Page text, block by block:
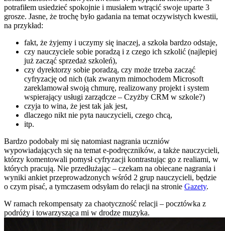
potrafiłem usiedzieć spokojnie i musiałem wtrącić swoje uparte 3
grosze. Jasne, że trochę było gadania na temat oczywistych kwestii,
na przykład:
fakt, że żyjemy i uczymy się inaczej, a szkoła bardzo odstaje,
czy nauczyciele sobie poradzą i z czego ich szkolić (najlepiej
już zacząć sprzedaż szkoleń),
czy dyrektorzy sobie poradzą, czy może trzeba zacząć
cyfryzację od nich (tak zwanym mimochodem Microsoft
zareklamował swoją chmurę, realizowany projekt i system
wspierający usługi zarządcze – Czyżby CRM w szkole?)
czyja to wina, że jest tak jak jest,
dlaczego nikt nie pyta nauczycieli, czego chcą,
itp.
Bardzo podobały mi się natomiast nagrania uczniów
wypowiadających się na temat e-podręczników, a także nauczycieli,
którzy komentowali pomysł cyfryzacji kontrastując go z realiami, w
których pracują. Nie przedłużając – czekam na obiecane nagrania i
wyniki ankiet przeprowadzonych wśród 2 grup nauczycieli, będzie
o czym pisać, a tymczasem odsyłam do relacji na stronie Gazety.
W ramach rekompensaty za chaotyczność relacji – pocztówka z
podróży i towarzysząca mi w drodze muzyka.